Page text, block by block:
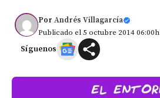
Por Andrés Villagarcía
Publicado el 5 octubre 2014 06:00h
Síguenos